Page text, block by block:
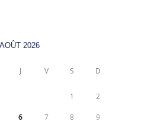
AOÛT 2026
J V S D
1 2
6 7 8 9